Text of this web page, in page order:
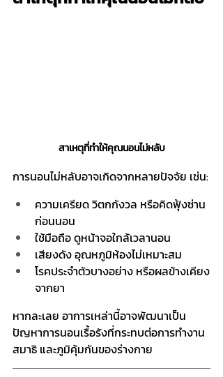
สาเหตุที่ทำให้คุณนอนไม่หลับ
การนอนไม่หลับอาจเกิดจากหลายปัจจัย เช่น:
ความเครียด วิตกกังวล หรือคิดฟุ้งซ่าน
ก่อนนอน
ใช้มือถือ ดูหน้าจอใกล้เวลานอน
เสียงดัง อุณหภูมิห้องไม่เหมาะสม
โรคประจำตัวบางอย่าง หรือผลข้างเคียง
จากยา
หากละเลย อาการเหล่านี้อาจพัฒนาเป็น
ปัญหาการนอนเรื้อรังที่กระทบต่อการทำงาน
สมาธิ และภูมิคุ้มกันของร่างกาย